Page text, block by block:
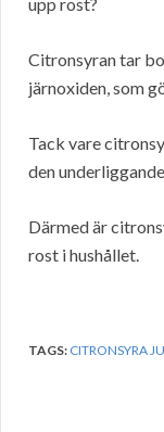
Citronsyran tar
järnoxiden, som
Tack vare
den
Därmed är
rost i hushållet.
TAGS: CITRONSYRA